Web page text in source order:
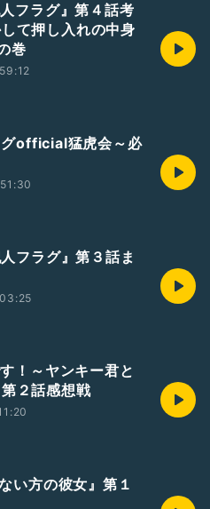
フラグ』第４話考
て押し入れの中身
巻
official猛虎会～必
フラグ』第３話ま
！～ヤンキー君と
２話感想戦
い方の彼女』第１